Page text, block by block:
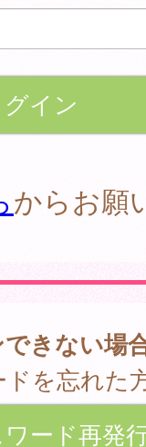
からお願
きない場
ドを忘れた
ード再発